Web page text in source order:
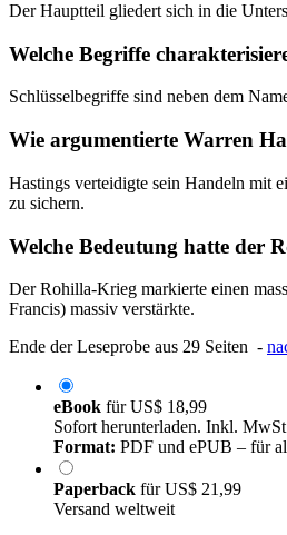
Der Hauptteil gliedert sich in die
Welche Begriffe
Schlüsselbegriffe sind neben dem
Wie argumentierte Warren
Hastings verteidigte sein Handeln mit
zu sichern.
Welche Bedeutung hatte der
Der Rohilla-Krieg markierte einen
Francis) massiv verstärkte.
Ende der Leseprobe aus 29 Seiten -
eBook fürUS$ 18,99
Sofort herunterladen. Inkl.
Format: PDF und ePUB – für
Paperback fürUS$ 21,99
Versand weltweit